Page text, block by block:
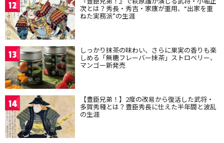
12 次とは？秀長・秀吉・家康が重用、“出家を重
ねた実務派”の生涯
13 しっかり抹茶の味わい、さらに果実の香りも楽
しめる「無糖フレーバー抹茶」ストロベリー、
マンゴー新発売
14 【豊臣兄弟！】2度の改易から復活した武将・
多賀秀種とは？豊臣秀長に仕えた半年間と波乱
の生涯